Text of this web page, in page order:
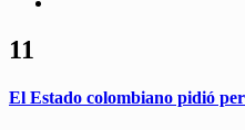
11
El Estado colombiano pidió